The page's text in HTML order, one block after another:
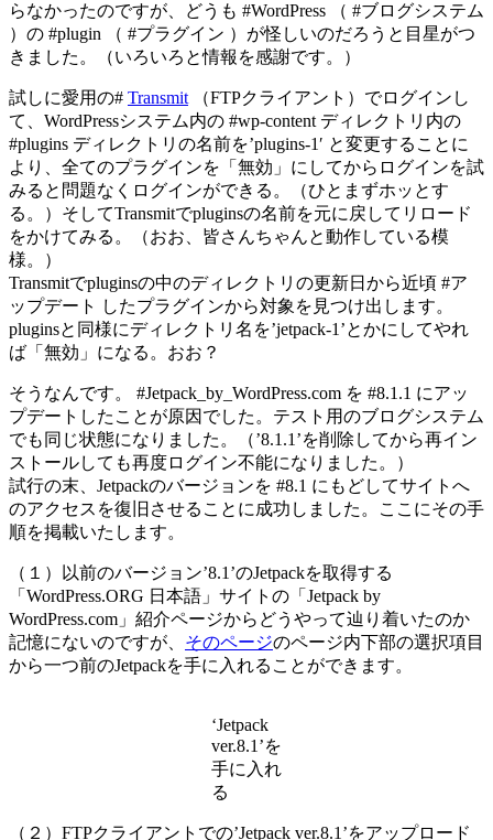
らなかったのですが、どうも #WordPress （ #ブログシステム
）の #plugin （ #プラグイン ）が怪しいのだろうと目星がつ
きました。（いろいろと情報を感謝です。）
試しに愛用の# Transmit （FTPクライアント）でログインし
て、WordPressシステム内の #wp-content ディレクトリ内の
#plugins ディレクトリの名前を’plugins-1′ と変更することに
より、全てのプラグインを「無効」にしてからログインを試
みると問題なくログインができる。（ひとまずホッとす
る。）そしてTransmitでpluginsの名前を元に戻してリロード
をかけてみる。（おお、皆さんちゃんと動作している模
様。）
Transmitでpluginsの中のディレクトリの更新日から近頃 #ア
ップデート したプラグインから対象を見つけ出します。
pluginsと同様にディレクトリ名を’jetpack-1’とかにしてやれ
ば「無効」になる。おお？
そうなんです。 #Jetpack_by_WordPress.com を #8.1.1 にアッ
プデートしたことが原因でした。テスト用のブログシステム
でも同じ状態になりました。（’8.1.1’を削除してから再イン
ストールしても再度ログイン不能になりました。）
試行の末、Jetpackのバージョンを #8.1 にもどしてサイトへ
のアクセスを復旧させることに成功しました。ここにその手
順を掲載いたします。
（１）以前のバージョン’8.1’のJetpackを取得する
「WordPress.ORG 日本語」サイトの「Jetpack by
WordPress.com」紹介ページからどうやって辿り着いたのか
記憶にないのですが、 そのページのページ内下部の選択項目
から一つ前のJetpackを手に入れることができます。
‘Jetpack
ver.8.1’を
手に入れ
る
（２）FTPクライアントでの’Jetpack ver.8.1’をアップロード